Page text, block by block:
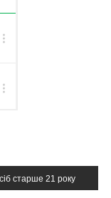
старше 21 року